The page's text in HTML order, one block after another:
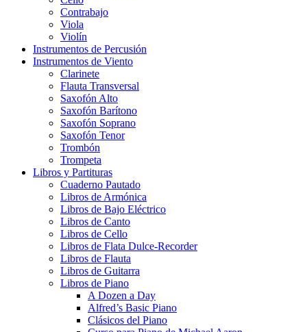
Contrabajo
Viola
Violín
Instrumentos de Percusión
Instrumentos de Viento
Clarinete
Flauta Transversal
Saxofón Alto
Saxofón Barítono
Saxofón Soprano
Saxofón Tenor
Trombón
Trompeta
Libros y Partituras
Cuaderno Pautado
Libros de Armónica
Libros de Bajo Eléctrico
Libros de Canto
Libros de Cello
Libros de Flata Dulce-Recorder
Libros de Flauta
Libros de Guitarra
Libros de Piano
A Dozen a Day
Alfred’s Basic Piano
Clásicos del Piano